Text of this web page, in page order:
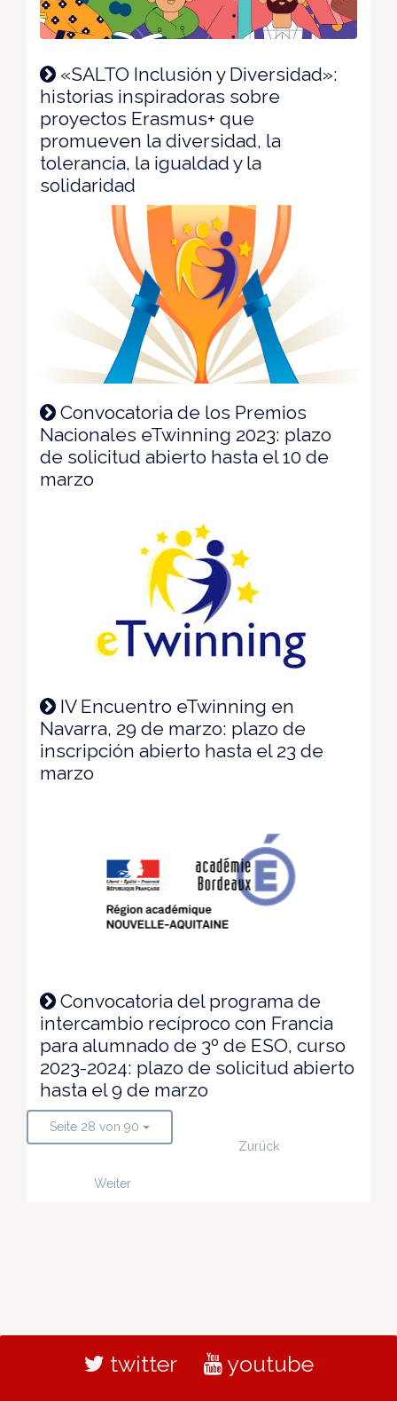
«SALTO Inclusión y Diversidad»:
historias inspiradoras sobre
proyectos Erasmus+ que
promueven la diversidad, la
tolerancia, la igualdad y la
solidaridad
Convocatoria de los Premios
Nacionales eTwinning 2023: plazo
de solicitud abierto hasta el 10 de
marzo
IV Encuentro eTwinning en
Navarra, 29 de marzo: plazo de
inscripción abierto hasta el 23 de
marzo
Convocatoria del programa de
intercambio recíproco con Francia
para alumnado de 3º de ESO, curso
2023-2024: plazo de solicitud abierto
hasta el 9 de marzo
Seite 28 von 90
Zurück
Weiter
twitter youtube